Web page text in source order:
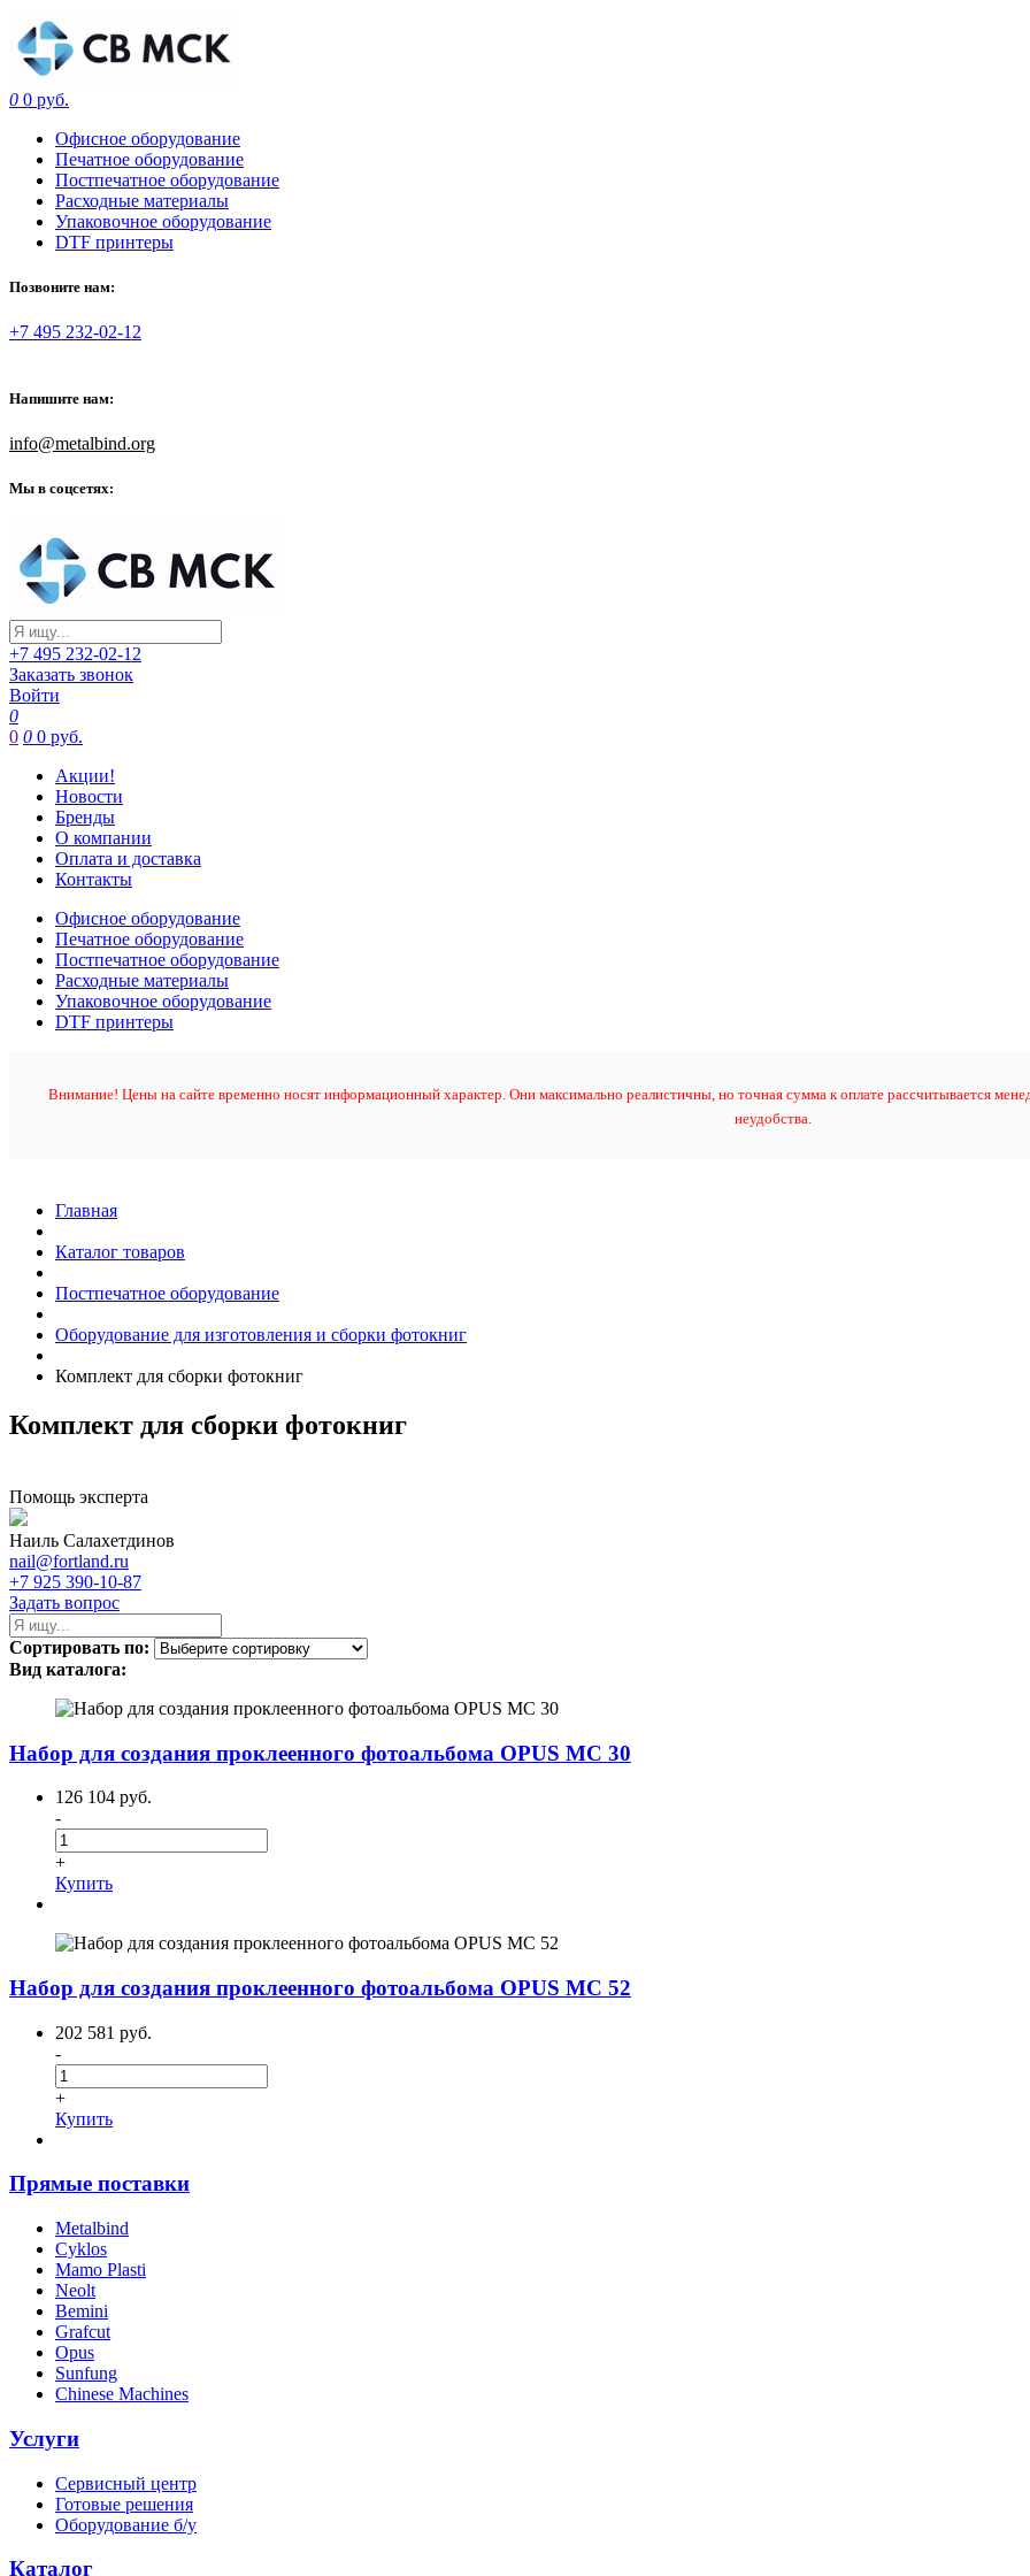
0 0 руб.
Офисное оборудование
Печатное оборудование
Постпечатное оборудование
Расходные материалы
Упаковочное оборудование
DTF принтеры
Позвоните нам:
+7 495 232-02-12
Напишите нам:
info@metalbind.org
Мы в соцсетях:
+7 495 232-02-12
Заказать звонок
Войти
0
0 0 0 руб.
Акции!
Новости
Бренды
О компании
Оплата и доставка
Контакты
Офисное оборудование
Печатное оборудование
Постпечатное оборудование
Расходные материалы
Упаковочное оборудование
DTF принтеры
Внимание! Цены на сайте временно носят информационный характер. Они максимально реалистичны, но точная сумма к оплате рассчитывается
неудобства.
Главная
Каталог товаров
Постпечатное оборудование
Оборудование для изготовления и сборки фотокниг
Комплект для сборки фотокниг
Комплект для сборки фотокниг
Помощь эксперта
Наиль Салахетдинов
nail@fortland.ru
+7 925 390-10-87
Задать вопрос
Сортировать по:
Вид каталога:
Набор для создания проклеенного фотоальбома OPUS MC 30
126 104 руб.
-
+
Купить
Набор для создания проклеенного фотоальбома OPUS MC 52
202 581 руб.
-
+
Купить
Прямые поставки
Metalbind
Cyklos
Mamo Plasti
Neolt
Bemini
Grafcut
Opus
Sunfung
Chinese Machines
Услуги
Сервисный центр
Готовые решения
Оборудование б/у
Каталог